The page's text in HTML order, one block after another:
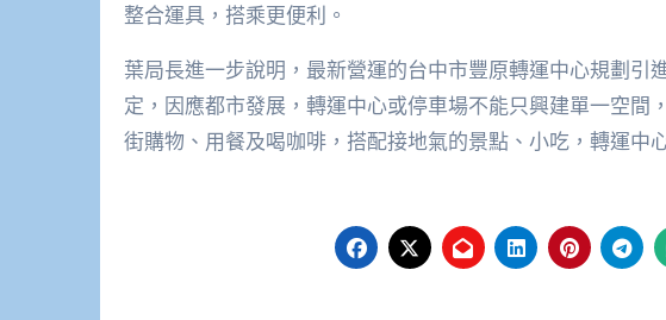
整合運具，搭乘更便利。
葉局長進一步說明，最新營運的台中市豐原轉運中心規劃引
定，因應都市發展，轉運中心或停車場不能只興建單一空間
街購物、用餐及喝咖啡，搭配接地氣的景點、小吃，轉運中